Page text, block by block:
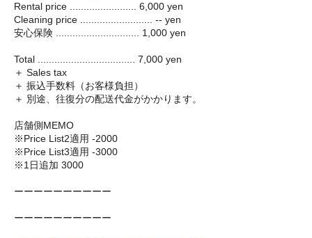
Rental price ........................ 6,000 yen
Cleaning price .......................... -- yen
安心保険 .............................. 1,000 yen
Total ................................... 7,000 yen
＋ Sales tax
＋ 振込手数料（お客様負担）
＋ 別途、往復分の配送代金がかかります。
店舗側MEMO
※Price List2適用 -2000
※Price List3適用 -3000
※1日追加 3000
ーーーーーーーーーー
ーーーーーーーーーー